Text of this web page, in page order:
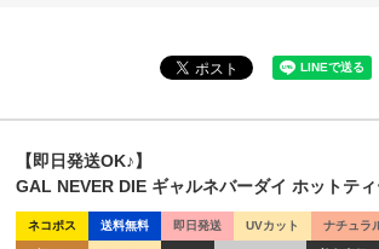
【即日発送OK♪】
GAL NEVER DIE ギャルネバーダイ ホットテ
ネコポス 送料無料 即日発送 UVカット ナチュラ